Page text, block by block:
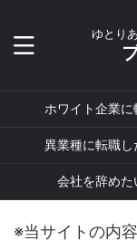
ゆとり
ホワイト企業に
異業種に転職し
会社を辞めた
※当サイトの内